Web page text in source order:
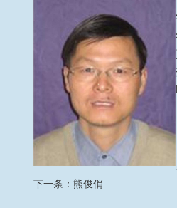
下一条： 熊俊俏